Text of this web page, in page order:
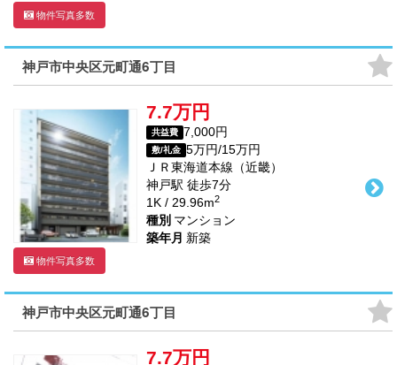
物件写真多数
神戸市中央区元町通6丁目
物件写真多数
7.7万円
共益費 7,000円
敷/礼金 5万円/15万円
ＪＲ東海道本線（近畿）
神戸駅 徒歩7分
1K / 29.96m2
種別 マンション
築年月 新築
神戸市中央区元町通6丁目
7.7万円